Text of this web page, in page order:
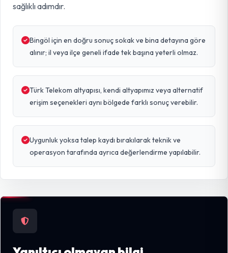
sağlıklı adımdır.
Bingöl için en doğru sonuç sokak ve bina detayına göre
alınır; il veya ilçe geneli ifade tek başına yeterli olmaz.
Türk Telekom altyapısı, kendi altyapımız veya alternatif
erişim seçenekleri aynı bölgede farklı sonuç verebilir.
Uygunluk yoksa talep kaydı bırakılarak teknik ve
operasyon tarafında ayrıca değerlendirme yapılabilir.